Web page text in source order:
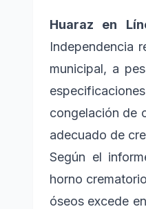
Huaraz en
Independencia
municipal, a
congelación de
adecuado de
Según el
horno
óseos excede